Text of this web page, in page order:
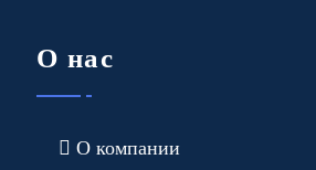
О нас
О компании